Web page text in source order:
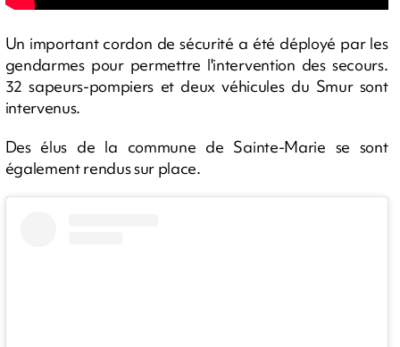
Un important cordon de sécurité a été déployé par les
gendarmes pour permettre l'intervention des secours.
32 sapeurs-pompiers et deux véhicules du Smur sont
intervenus.
Des élus de la commune de Sainte-Marie se sont
également rendus sur place.